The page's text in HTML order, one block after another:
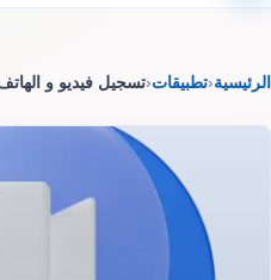
الرئيسية‹تطبيقات‹تسجيل فيديو و